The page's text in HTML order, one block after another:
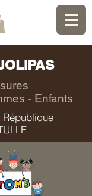
- Enfants
République